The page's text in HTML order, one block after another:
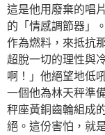
這是他用廢棄的唱
的「情感調節器」
作為燃料，來抵抗
超脫一切的理性與
啊！」他絕望地低
一個他為林天秤準
秤座黃銅齒輪組成
絕。這份害怕，就